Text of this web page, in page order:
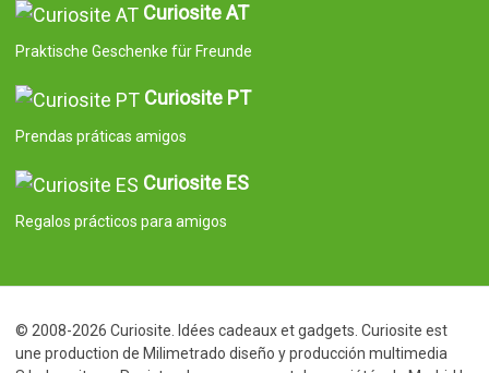
Curiosite AT
Praktische Geschenke für Freunde
Curiosite PT
Prendas práticas amigos
Curiosite ES
Regalos prácticos para amigos
© 2008-2026 Curiosite. Idées cadeaux et gadgets. Curiosite est
une production de Milimetrado diseño y producción multimedia